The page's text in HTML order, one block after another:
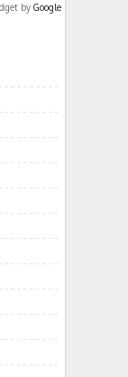
by Google